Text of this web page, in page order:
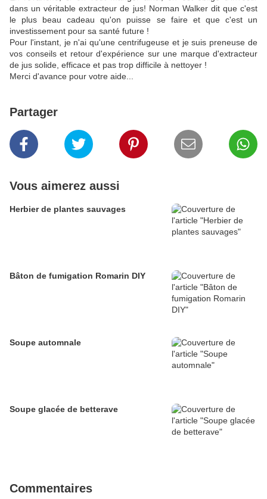
dans un véritable extracteur de jus! Norman Walker dit que c'est
le plus beau cadeau qu'on puisse se faire et que c'est un
investissement pour sa santé future !
Pour l'instant, je n'ai qu'une centrifugeuse et je suis preneuse de
vos conseils et retour d'expérience sur une marque d'extracteur
de jus solide, efficace et pas trop difficile à nettoyer !
Merci d'avance pour votre aide...
Partager
Vous aimerez aussi
Herbier de plantes sauvages
Bâton de fumigation Romarin DIY
Soupe automnale
Soupe glacée de betterave
Commentaires